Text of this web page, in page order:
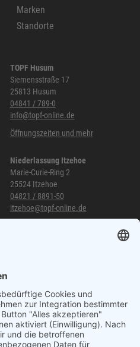
Marken
Standorte
TOPF Husum
Siemensstraße 17
25813 Husum
04841 / 789-0
info@topf-online.de
Öffnungszeiten und mehr
Niederlassung Itzehoe
Marie-Curie-Ring 2
25524 Itzehoe
04821 / 8891-50
itzehoe@topf-online.de
040 / 21 04 04 04-04
glinde@topf-online.de
Öffnungszeiten und mehr